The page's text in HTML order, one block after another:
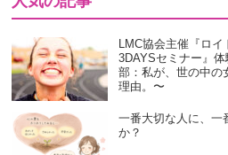
LMC協会主催『ロ
3DAYSセミナー』
部：私が、世の中の
理由。〜
一番大切な人に、一
か？